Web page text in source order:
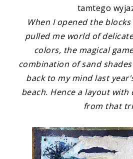
tamtego
When I opened the
pulled me world of
colors, the magical
combination of sand
back to my mind last
beach. Hence a layout
from that